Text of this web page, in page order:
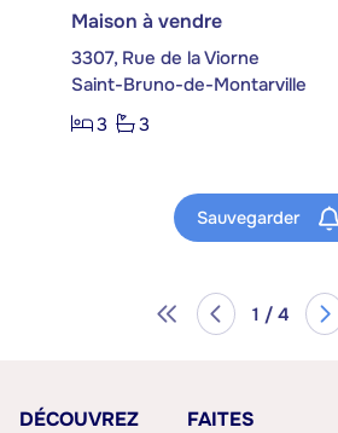
Maison à vendre
3307, Rue de la Viorne
Saint-Bruno-de-Montarville
3
3
Sauvegarder
1 / 4
DÉCOUVREZ
FAITES